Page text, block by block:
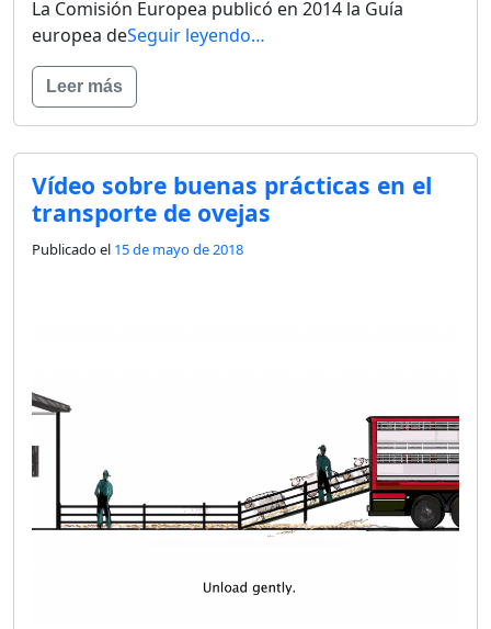
La Comisión Europea publicó en 2014 la Guía
europea deSeguir leyendo…
Leer más
Vídeo sobre buenas prácticas en el
transporte de ovejas
Publicado el 15 de mayo de 2018